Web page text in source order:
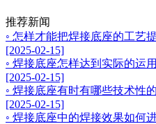
推荐新闻
◦ 怎样才能把焊接底座的工艺
[2025-02-15]
◦ 焊接底座怎样达到实际的运
[2025-02-15]
◦ 焊接底座有时有哪些技术性
[2025-02-15]
◦ 焊接底座中的焊接效果如何